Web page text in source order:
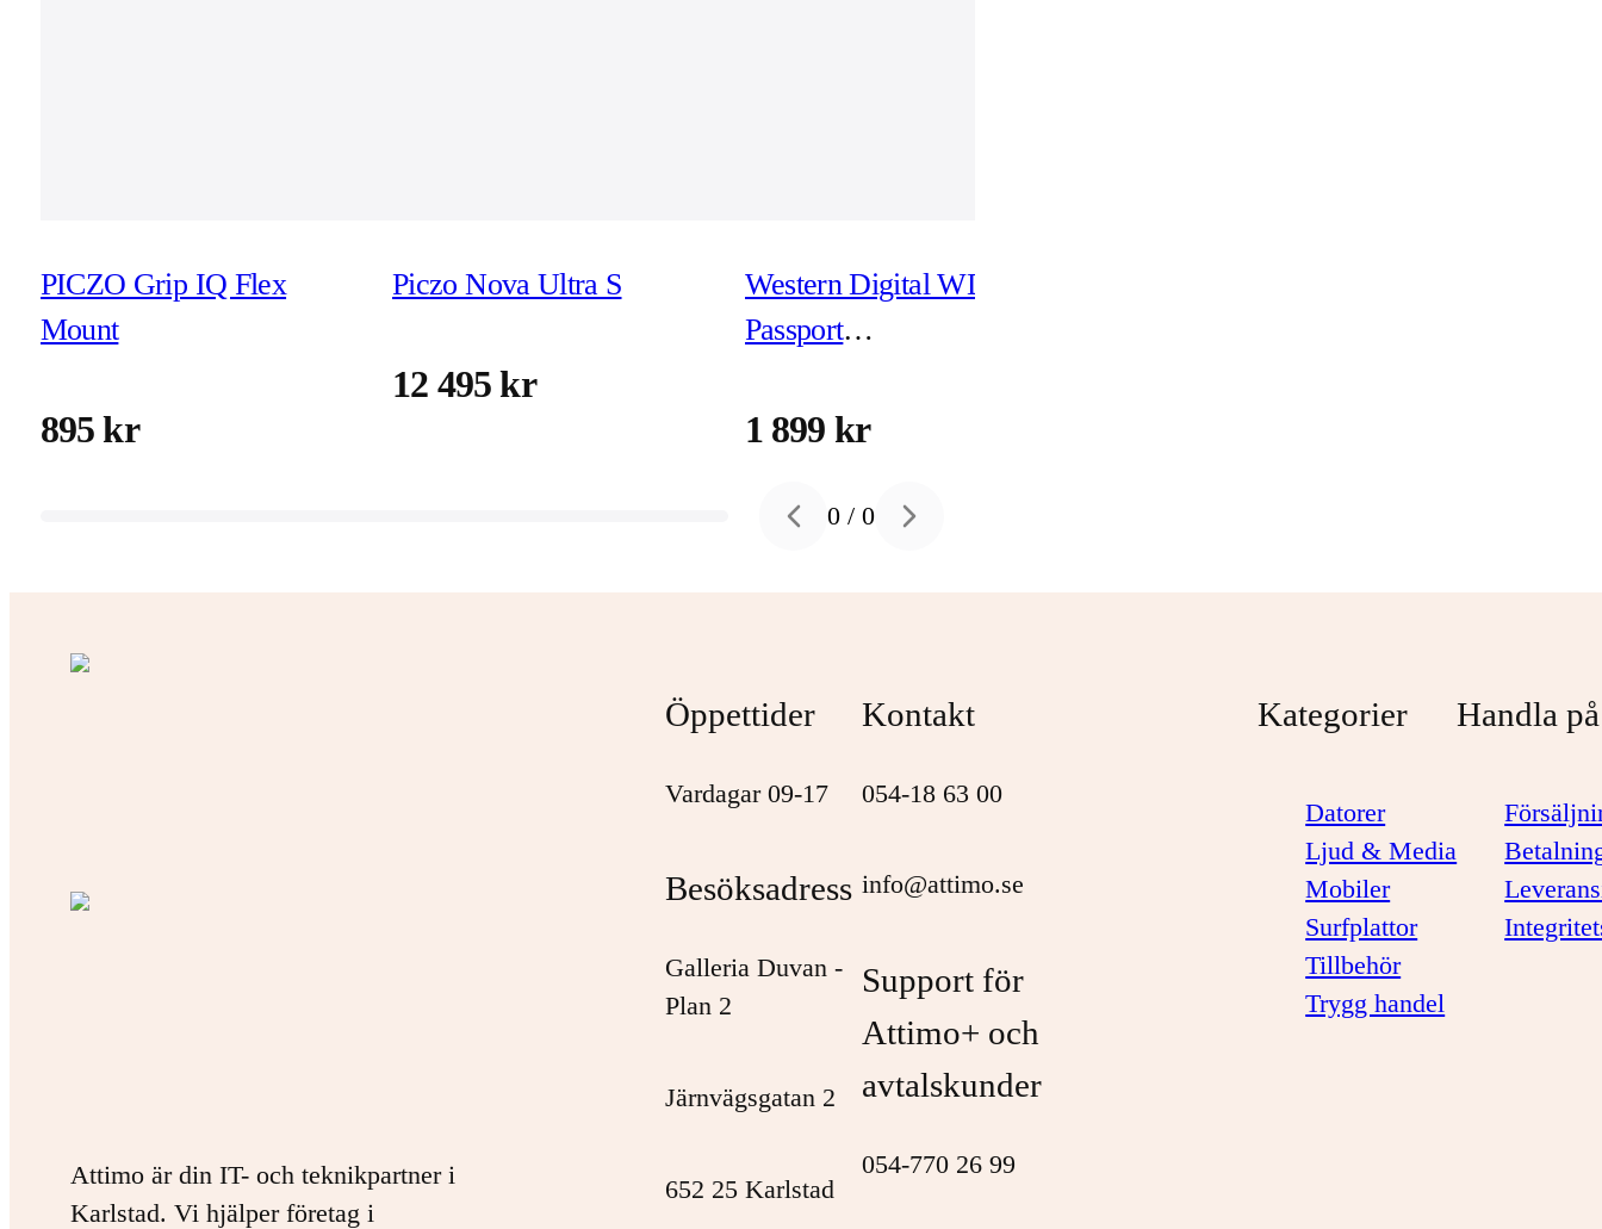
PICZO Grip IQ Flex
Mount
895 kr
Piczo Nova Ultra S
12 495 kr
Western Digital WD My
Passport
hårddisk 4 TB USB 3.2
1 899 kr
Previous slide
0 /0 Next slide
Attimo är din IT- och teknikpartner i
Karlstad. Vi hjälper företag i
Öppettider
Vardagar 09-17
Besöksadress
Galleria Duvan -
Plan 2
Järnvägsgatan 2
652 25 Karlstad
Kontakt
054-18 63 00
info@attimo.se
Support för
Attimo+ och
avtalskunder
054-770 26 99
Kategorier
Datorer
Ljud & Media
Mobiler
Surfplattor
Tillbehör
Trygg handel
Handla